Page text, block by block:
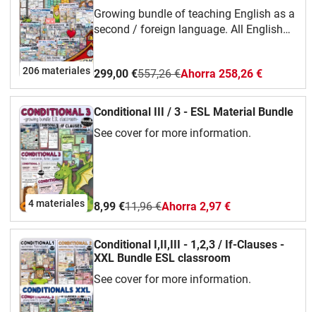
Poster FREEBIE
206 materiales
Growing bundle of teaching English as a
second / foreign language. All English
299,00 €557,26 €Ahorra 258,26 €
4 materiales
Conditional III / 3 - ESL Material Bundle
See cover for more information.
8,99 €11,96 €Ahorra 2,97 €
Conditional I,II,III - 1,2,3 / If-Clauses -
XXL Bundle ESL classroom
See cover for more information.